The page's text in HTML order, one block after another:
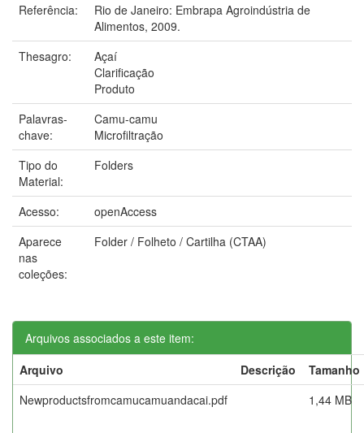
Referência:
Rio de Janeiro: Embrapa Agroindústria de
Alimentos, 2009.
Thesagro:
Açaí
Clarificação
Produto
Palavras-
chave:
Camu-camu
Microfiltração
Tipo do
Material:
Folders
Acesso:
openAccess
Aparece
nas
coleções:
Folder / Folheto / Cartilha (CTAA)
Arquivos associados a este item:
Arquivo
Descrição
Tamanho
Newproductsfromcamucamuandacai.pdf
1,44 MB